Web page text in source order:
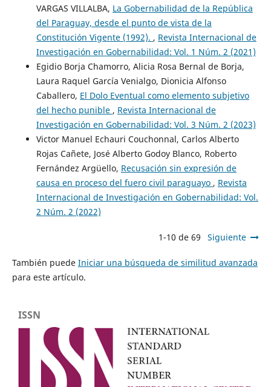
VARGAS VILLALBA, La Gobernabilidad de la República
del Paraguay, desde el punto de vista de la
Constitución Vigente (1992). , Revista Internacional de
Investigación en Gobernabilidad: Vol. 1 Núm. 2 (2021)
Egidio Borja Chamorro, Alicia Rosa Bernal de Borja,
Laura Raquel García Venialgo, Dionicia Alfonso
Caballero, El Dolo Eventual como elemento subjetivo
del hecho punible , Revista Internacional de
Investigación en Gobernabilidad: Vol. 3 Núm. 2 (2023)
Victor Manuel Echauri Couchonnal, Carlos Alberto
Rojas Cañete, José Alberto Godoy Blanco, Roberto
Fernández Argüello, Recusación sin expresión de
causa en proceso del fuero civil paraguayo , Revista
Internacional de Investigación en Gobernabilidad: Vol.
2 Núm. 2 (2022)
1-10 de 69 Siguiente
También puede Iniciar una búsqueda de similitud avanzada
para este artículo.
ISSN